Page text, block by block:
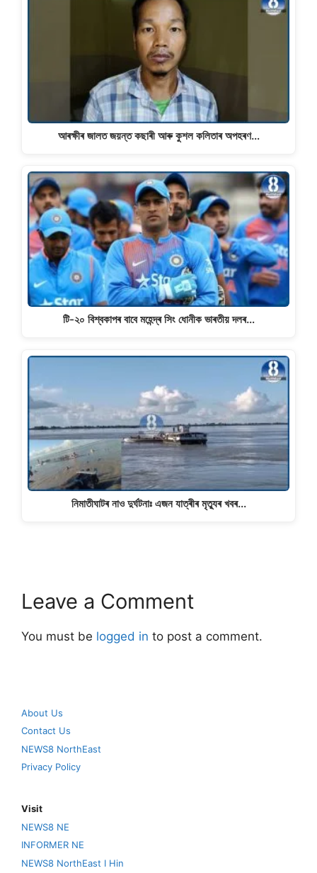
আৰক্ষীৰ জালত জয়ন্ত কছাৰী আৰু কুশল কলিতাৰ অপহৰণ…
টি-২০ বিশ্বকাপৰ বাবে মহেন্দ্ৰ সিং ধোনীক ভাৰতীয় দলৰ…
নিমাতীঘাটৰ নাও দুৰ্ঘটনাঃ এজন যাত্ৰীৰ মৃত্যুৰ খবৰ...
Leave a Comment
You must be logged in to post a comment.
About Us
Contact Us
NEWS8 NorthEast
Privacy Policy
Visit
NEWS8 NE
INFORMER NE
NEWS8 NorthEast I Hin